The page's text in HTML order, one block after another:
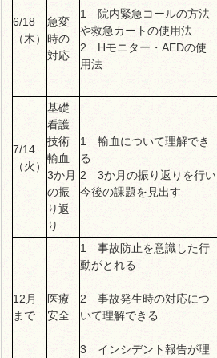
6/18
（木）
急変
時の
対応
1 院内緊急コールの方法
や救急カートの使用法
2 Hモニター・AEDの使
用法
7/14
（火）
基礎
看護
技術
輸血
3か月
の振
り返
り
1輸血について理解でき
る
2 3か月の振り返りを行い
今後の課題を見出す
12月
まで
医療
安全
1 事故防止を意識した行
動がとれる
2 事故発生時の対応につ
いて理解できる
3 インシデント報告が理